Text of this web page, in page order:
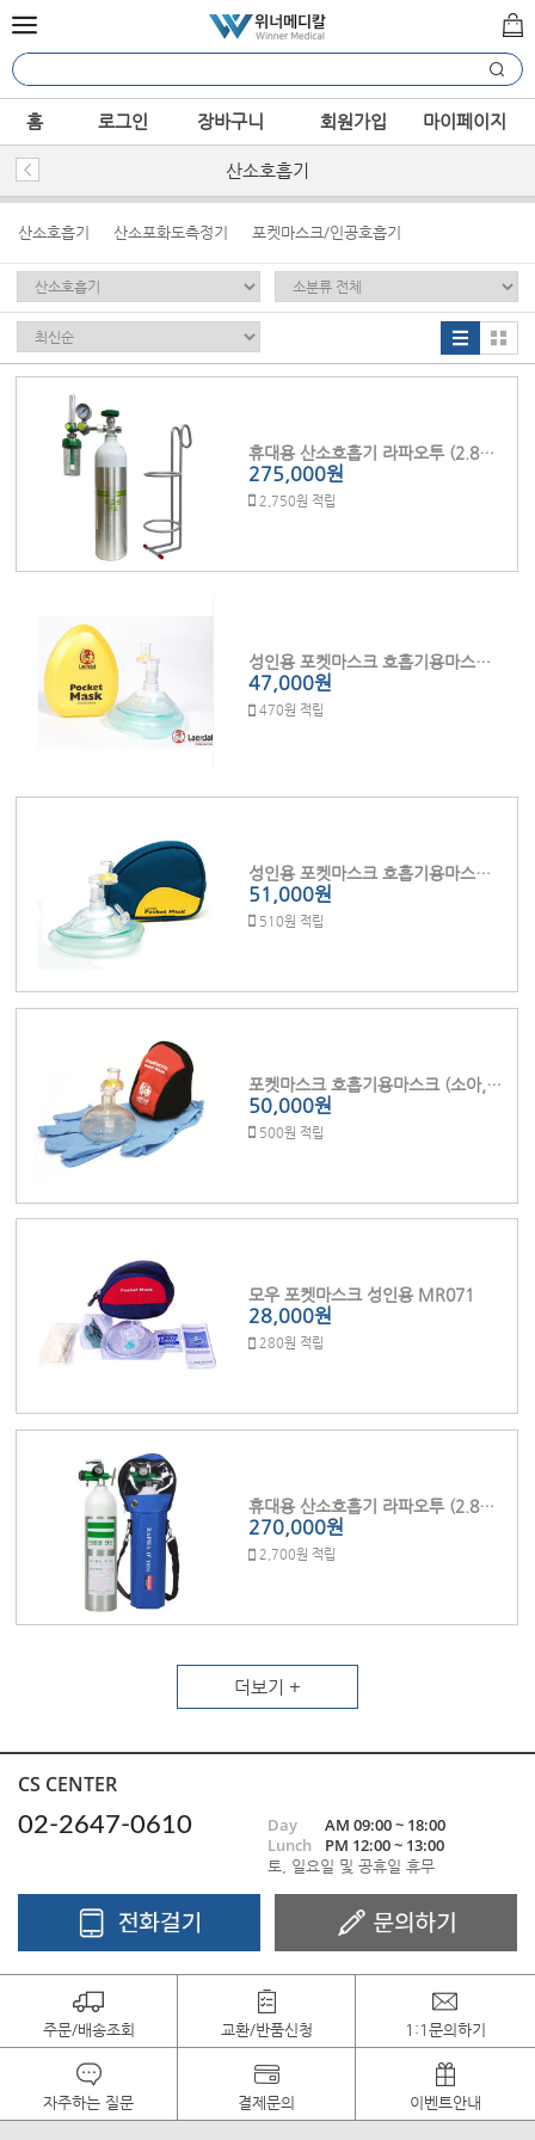
홈 로그인 장바구니 회원가입 마이페이지
산소호흡기
산소호흡기 산소포화도측정기 포켓마스크/인공호흡기
휴대용 산소호흡기 라파오투 (2.8L) 습식 세트
275,000원
2,750원 적립
성인용 포켓마스크 호흡기용마스크 (하드케이스)
47,000원
470원 적립
성인용 포켓마스크 호흡기용마스크 (천재질)
51,000원
510원 적립
포켓마스크 호흡기용마스크 (소아,유아겸용)
50,000원
500원 적립
모우 포켓마스크 성인용 MR071
28,000원
280원 적립
휴대용 산소호흡기 라파오투 (2.8L) 건식 세트
270,000원
2,700원 적립
더보기 +
CS CENTER
02-2647-0610
Day
AM 09:00 ~ 18:00
Lunch
PM 12:00 ~ 13:00
토, 일요일 및 공휴일 휴무
주문/배송조회 교환/반품신청 1:1문의하기
자주하는 질문 결제문의 이벤트안내